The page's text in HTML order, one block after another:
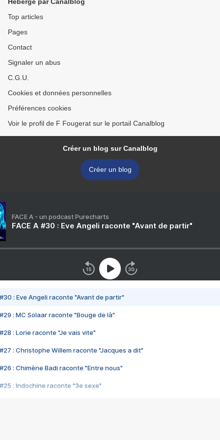
Top articles
Pages
Contact
Signaler un abus
C.G.U.
Cookies et données personnelles
Préférences cookies
Voir le profil de F Fougerat sur le portail Canalblog
Créer un blog sur Canalblog
Créer un blog
FACE A - un podcast Purecharts
FACE A #30 : Eve Angeli raconte "Avant de partir"
#30 : Eve Angeli raconte "Avant de partir"
#29 : MC Solaar raconte "Bouge de là"
#28 : Lorie raconte "Je vais vite"
#27 : Christophe Willem raconte "Jacques a dit"
#26 : Chimène Badi raconte "Entre nous"
#25 : Indochine raconte "3e sexe"